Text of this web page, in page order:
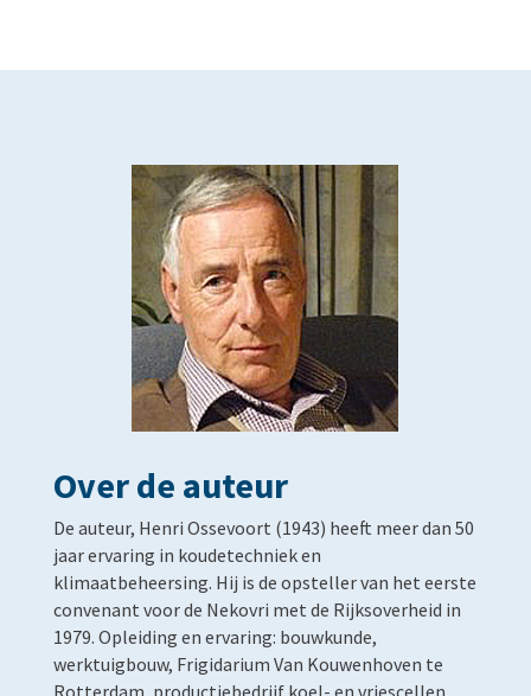
Over de auteur
De auteur, Henri Ossevoort (1943) heeft meer dan 50
jaar ervaring in koudetechniek en
klimaatbeheersing. Hij is de opsteller van het eerste
convenant voor de Nekovri met de Rijksoverheid in
1979. Opleiding en ervaring: bouwkunde,
werktuigbouw, Frigidarium Van Kouwenhoven te
Rotterdam, productiebedrijf koel- en vriescellen